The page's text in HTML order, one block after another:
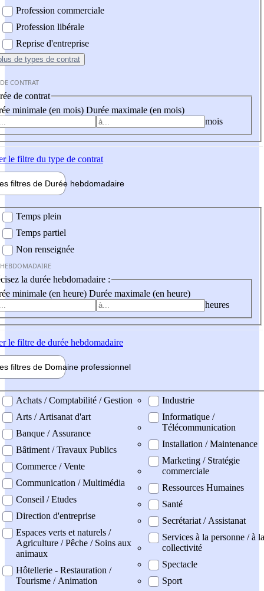
Profession commerciale
Profession libérale
Reprise d'entreprise
de types de contrat
CONTRAT
de contrat
minimale (en mois) Durée maximale (en mois)
mois
le filtre du type de contrat
filtres de Durée hebdomadaire
Temps plein
Temps partiel
Non renseignée
la durée hebdomadaire :
minimale (en heure) Durée maximale (en heure)
heures
le filtre de durée hebdomadaire
filtres de Domaine professionnel
professionel
Achats / Comptabilité / Gestion
Arts / Artisanat d'art
Banque / Assurance
Bâtiment / Travaux Publics
Commerce / Vente
Communication / Multimédia
Conseil / Etudes
Direction d'entreprise
Espaces verts et naturels /
Agriculture / Pêche / Soins aux
animaux
Hôtellerie - Restauration /
Tourisme / Animation
Industrie
Informatique /
Télécommunication
Installation / Maintenance
Marketing / Stratégie
commerciale
Ressources Humaines
Santé
Secrétariat / Assistanat
Services à la personne / à la
collectivité
Spectacle
Sport